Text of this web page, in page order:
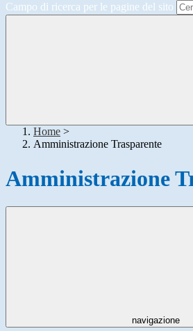
Campo di ricerca per le pagine del sito
Home >
Amministrazione Trasparente
Amministrazione
navigazione